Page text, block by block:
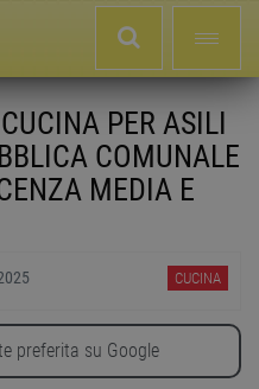
PER ASILI
COMUNALE
MEDIA E
CUCINA
preferita su Google